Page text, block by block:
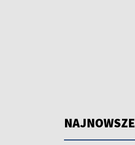
NAJNOWSZE